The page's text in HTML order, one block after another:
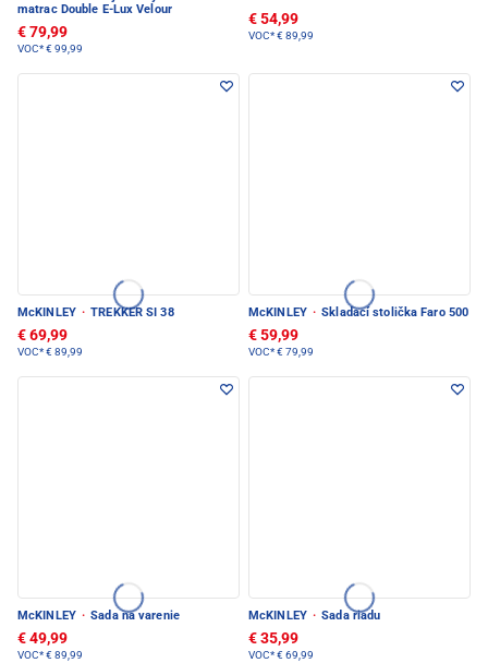
matrac Double E-Lux Velour
€ 79,99
VOC*€ 99,99
€ 54,99
VOC*€ 89,99
McKINLEY · TREKKER SI 38
€ 69,99
VOC*€ 89,99
McKINLEY · Skladací stolička Faro 500
€ 59,99
VOC*€ 79,99
McKINLEY · Sada na varenie
€ 49,99
VOC*€ 89,99
McKINLEY · Sada riadu
€ 35,99
VOC*€ 69,99